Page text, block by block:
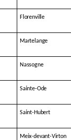
Florenville
Martelange
Nassogne
Sainte-Ode
Saint-Hubert
Meix-devant-Virton